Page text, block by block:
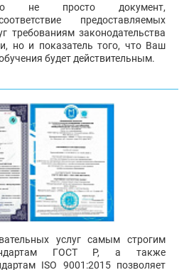
не просто документ,
предоставляемых
требованиям законодательства
но и показатель того, что Ваш
будет действительным.
услуг самым строгим
ГОСТ Р, а также
ISO 9001:2015 позволяет